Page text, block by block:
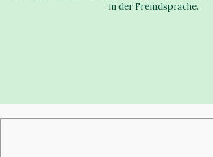
in der Fremdsprache.